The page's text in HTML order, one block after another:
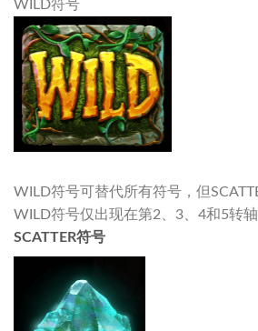
WILD符号
WILD符号可替代所有符号，但
WILD符号仅出现在第2、3、4和5转轴
SCATTER符号